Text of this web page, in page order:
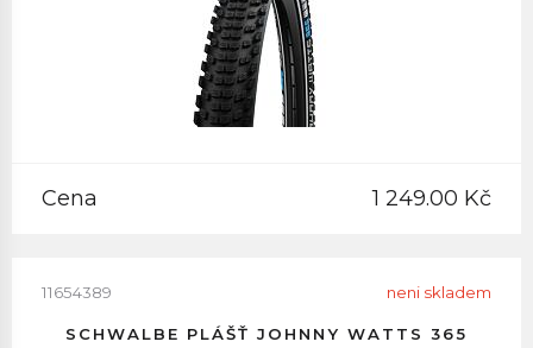
Cena 1 249.00 Kč
11654389 neni skladem
SCHWALBE PLÁŠŤ JOHNNY WATTS 365